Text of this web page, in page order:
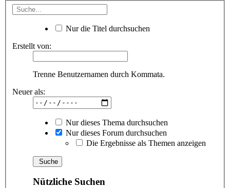
Nur die Titel durchsuchen
Erstellt von:
Trenne Benutzernamen durch Kommata.
Neuer als:
Nur dieses Thema durchsuchen
Nur dieses Forum durchsuchen
Die Ergebnisse als Themen anzeigen
Nützliche Suchen